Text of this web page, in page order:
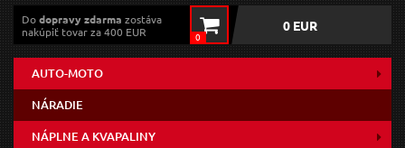
Dodopravy zdarma zostáva
nakúpiť tovar za 400 EUR
0
0 EUR
AUTO-MOTO
NÁRADIE
NÁPLNE A KVAPALINY